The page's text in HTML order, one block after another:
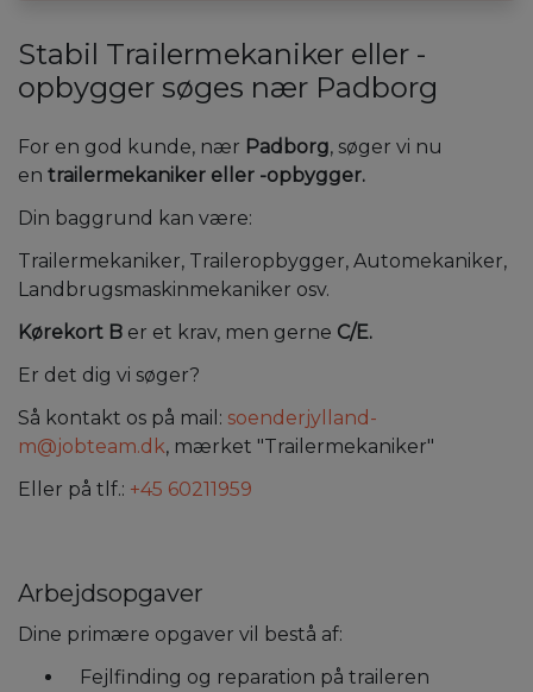
Stabil Trailermekaniker eller -
opbygger søges nær Padborg
For en god kunde, nær Padborg, søger vi nu
en trailermekaniker eller -opbygger.
Din baggrund kan være:
Trailermekaniker, Traileropbygger, Automekaniker,
Landbrugsmaskinmekaniker osv.
Kørekort B er et krav, men gerne C/E.
Er det dig vi søger?
Så kontakt os på mail: soenderjylland-
m@jobteam.dk, mærket "Trailermekaniker"
Eller på tlf.: +45 60211959
Arbejdsopgaver
Dine primære opgaver vil bestå af:
Fejlfinding og reparation på traileren